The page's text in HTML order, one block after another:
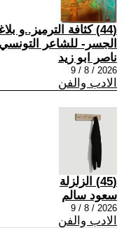
(44) كثافة الترميز..و
الجسر- للشاعر
ناصر ابو زيد
2026 / 8 / 9
الادب والفن
(45) الزلزلة
سعود سالم
2026 / 8 / 9
الادب والفن